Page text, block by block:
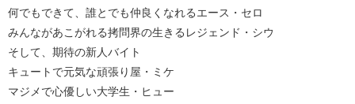
何でもできて、誰とでも仲良くなれるエース・セロ
みんながあこがれる拷問界の生きるレジェンド・シウ
そして、期待の新人バイト
キュートで元気な頑張り屋・ミケ
マジメで心優しい大学生・ヒュー